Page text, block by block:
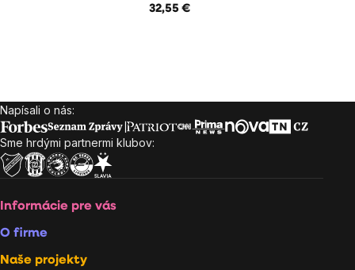
32,55 €
Zápätie
Napísali o nás:
Sme hrdými partnermi klubov:
Informácie pre vás
O firme
Naše projekty